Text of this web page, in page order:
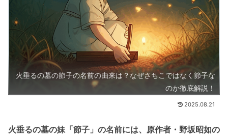
火垂るの墓の節子の名前の由来は？なぜさちこではなく節子な
のか徹底解説！
2025.08.21
火垂るの墓の妹「節子」の名前には、原作者・野坂昭如の